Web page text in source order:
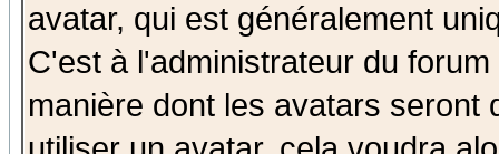
avatar, qui est généralement
C'est à l'administrateur du
manière dont les avatars seront